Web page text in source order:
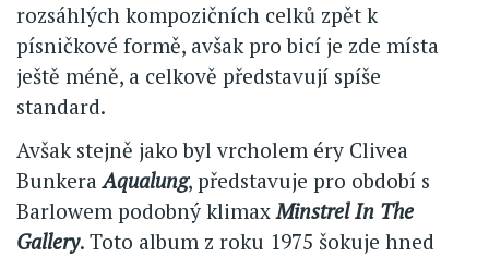
rozsáhlých kompozičních celků zpět k
písničkové formě, avšak pro bicí je zde místa
ještě méně, a celkově představují spíše
standard.
Avšak stejně jako byl vrcholem éry Clivea
BunkeraAqualung, představuje pro období s
Barlowem podobný klimaxMinstrel In The
Gallery. Toto album z roku 1975 šokuje hned